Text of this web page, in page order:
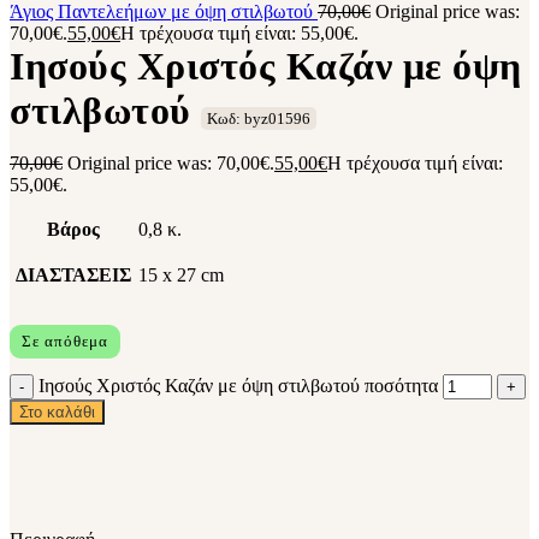
Άγιος Παντελεήμων με όψη στιλβωτού 70,00€ Original price was:
70,00€.55,00€Η τρέχουσα τιμή είναι: 55,00€.
Ιησούς Χριστός Καζάν με όψη
στιλβωτού
70,00€ Original price was: 70,00€.55,00€Η τρέχουσα τιμή είναι:
55,00€.
Κωδ: byz01596
Βάρος 0,8 κ.
ΔΙΑΣΤΑΣΕΙΣ 15 x 27 cm
Σε απόθεμα
Ιησούς Χριστός Καζάν με όψη στιλβωτού ποσότητα
Στο καλάθι